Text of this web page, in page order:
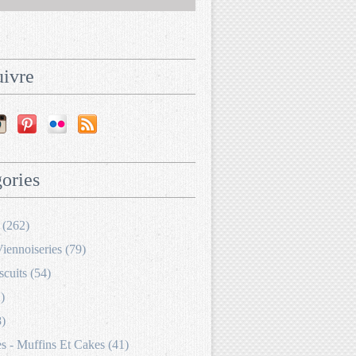
(262)
(79)
(54)
- Muffins Et Cakes (41)